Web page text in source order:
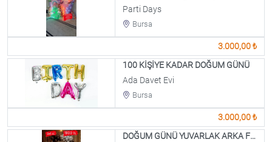
Parti Days
Bursa
3.000,00 ₺
100 KİŞİYE KADAR DOĞUM GÜNÜ
Ada Davet Evi
Bursa
3.000,00 ₺
DOĞUM GÜNÜ YUVARLAK ARKA FON